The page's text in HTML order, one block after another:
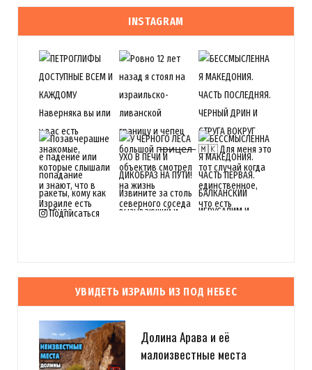
INSTAGRAM
Подписаться
УВИДЕТЬ ИЗРАИЛЬ ИЗ ПОД НЕБЕС
Долина Арава и её
малоизвестные места